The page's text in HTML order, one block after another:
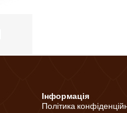
Інформація
Політика